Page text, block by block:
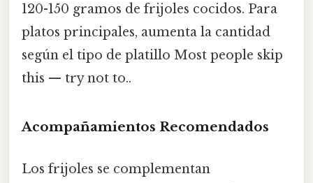
120-150 gramos de frijoles cocidos. Para
platos principales, aumenta la cantidad
según el tipo de platillo Most people skip
this — try not to..
Acompañamientos Recomendados
Los frijoles se complementan